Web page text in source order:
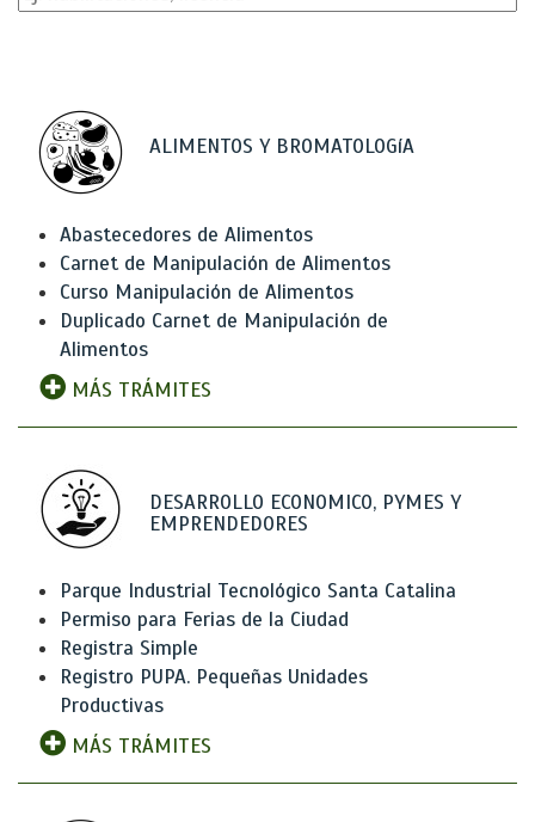
ALIMENTOS Y BROMATOLOGíA
Abastecedores de Alimentos
Carnet de Manipulación de Alimentos
Curso Manipulación de Alimentos
Duplicado Carnet de Manipulación de
Alimentos
MÁS TRÁMITES
DESARROLLO ECONOMICO, PYMES Y
EMPRENDEDORES
Parque Industrial Tecnológico Santa Catalina
Permiso para Ferias de la Ciudad
Registra Simple
Registro PUPA. Pequeñas Unidades
Productivas
MÁS TRÁMITES